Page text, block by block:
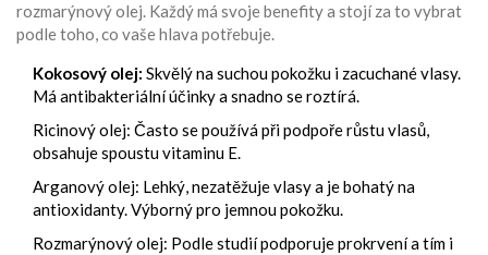
rozmarýnový olej. Každý má svoje benefity a stojí za to vybrat
podle toho, co vaše hlava potřebuje.
Kokosový olej: Skvělý na suchou pokožku i zacuchané vlasy.
Má antibakteriální účinky a snadno se roztírá.
Ricinový olej: Často se používá při podpoře růstu vlasů,
obsahuje spoustu vitaminu E.
Arganový olej: Lehký, nezatěžuje vlasy a je bohatý na
antioxidanty. Výborný pro jemnou pokožku.
Rozmarýnový olej: Podle studií podporuje prokrvení a tím i